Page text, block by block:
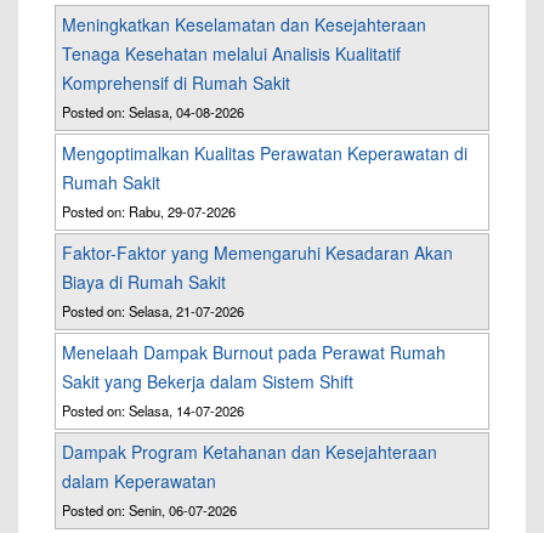
Meningkatkan Keselamatan dan Kesejahteraan
Tenaga Kesehatan melalui Analisis Kualitatif
Komprehensif di Rumah Sakit
Posted on: Selasa, 04-08-2026
Mengoptimalkan Kualitas Perawatan Keperawatan di
Rumah Sakit
Posted on: Rabu, 29-07-2026
Faktor-Faktor yang Memengaruhi Kesadaran Akan
Biaya di Rumah Sakit
Posted on: Selasa, 21-07-2026
Menelaah Dampak Burnout pada Perawat Rumah
Sakit yang Bekerja dalam Sistem Shift
Posted on: Selasa, 14-07-2026
Dampak Program Ketahanan dan Kesejahteraan
dalam Keperawatan
Posted on: Senin, 06-07-2026